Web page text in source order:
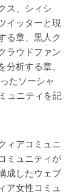
ス、シィシ
イッターと現
る章、黒人ク
ラウドファン
析する章、
たソーシャ
ュニティを記
ィアコミュニ
ミュニティが
成したウェブ
ア女性コミュ